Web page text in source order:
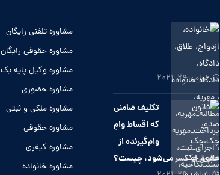
نوامبر ۲۹, ۲۰۲۱
تکلیف ضامنی
که اقساط وامِ
وام‌گیرنده از
حقوق او کسر می‌شود، چیست؟
مشاوره تلفنی رایگان
مشاوره حقوقی رایگان
مشاوره وکیل پایه یک
مشاوره حضوری
مشاوره ملکی و ثبتی
مشاوره حقوقی
مشاوره کیفری
مشاوره خانواده